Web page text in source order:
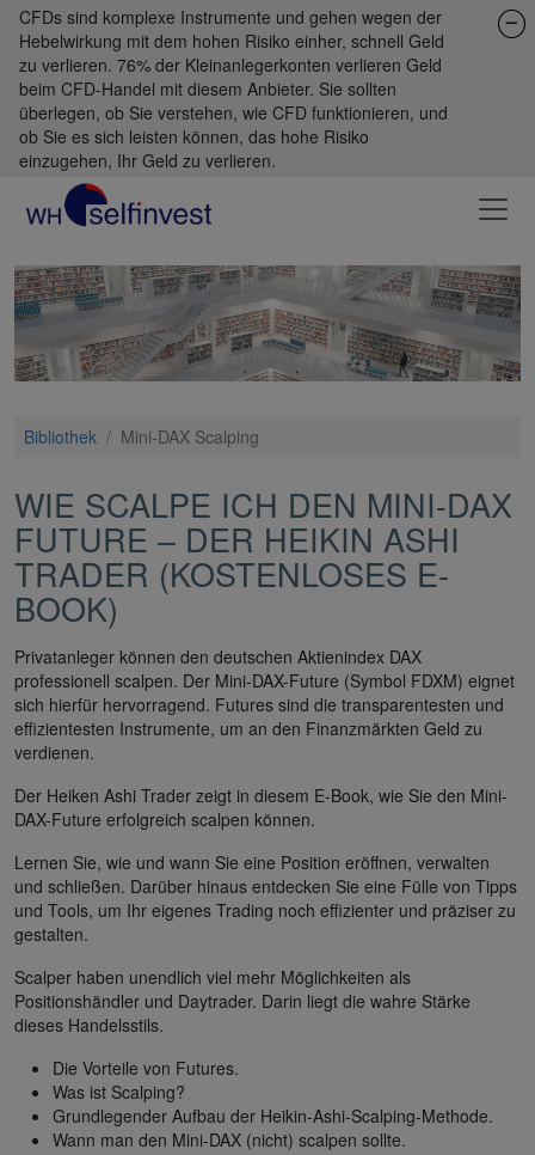
CFDs sind komplexe Instrumente und gehen wegen der
Hebelwirkung mit dem hohen Risiko einher, schnell Geld
zu verlieren. 76% der Kleinanlegerkonten verlieren Geld
beim CFD-Handel mit diesem Anbieter. Sie sollten
überlegen, ob Sie verstehen, wie CFD funktionieren, und
ob Sie es sich leisten können, das hohe Risiko
einzugehen, Ihr Geld zu verlieren.
Bibliothek / Mini-DAX Scalping
WIE SCALPE ICH DEN MINI-DAX
FUTURE – DER HEIKIN ASHI
TRADER (KOSTENLOSES E-
BOOK)
Privatanleger können den deutschen Aktienindex DAX
professionell scalpen. Der Mini-DAX-Future (Symbol FDXM) eignet
sich hierfür hervorragend. Futures sind die transparentesten und
effizientesten Instrumente, um an den Finanzmärkten Geld zu
verdienen.
Der Heiken Ashi Trader zeigt in diesem E-Book, wie Sie den Mini-
DAX-Future erfolgreich scalpen können.
Lernen Sie, wie und wann Sie eine Position eröffnen, verwalten
und schließen. Darüber hinaus entdecken Sie eine Fülle von Tipps
und Tools, um Ihr eigenes Trading noch effizienter und präziser zu
gestalten.
Scalper haben unendlich viel mehr Möglichkeiten als
Positionshändler und Daytrader. Darin liegt die wahre Stärke
dieses Handelsstils.
Die Vorteile von Futures.
Was ist Scalping?
Grundlegender Aufbau der Heikin-Ashi-Scalping-Methode.
Wann man den Mini-DAX (nicht) scalpen sollte.